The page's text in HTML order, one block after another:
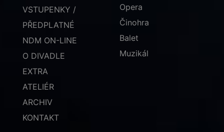
VSTUPENKY /
PŘEDPLATNÉ
NDM ON-LINE
O DIVADLE
EXTRA
ATELIÉR
ARCHIV
KONTAKT
Opera
Činohra
Balet
Muzikál